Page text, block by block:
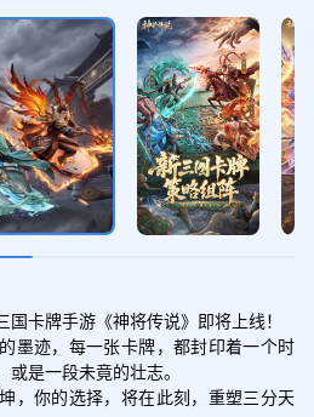
*2,武将经验*10000
领取
领取
卡牌手游《神将传说》即将上线！
墨迹，每一张卡牌，都封印着一个时
是一段未竟的壮志。
，你的选择，将在此刻，重塑三分天